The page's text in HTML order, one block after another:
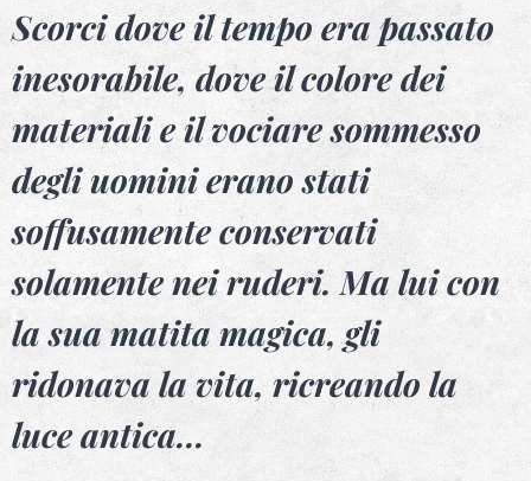
Scorci dove il tempo era passato
inesorabile, dove il colore dei
materiali e il vociare sommesso
degli uomini erano stati
soffusamente conservati
solamente nei ruderi. Ma lui con
la sua matita magica, gli
ridonava la vita, ricreando la
luce antica...